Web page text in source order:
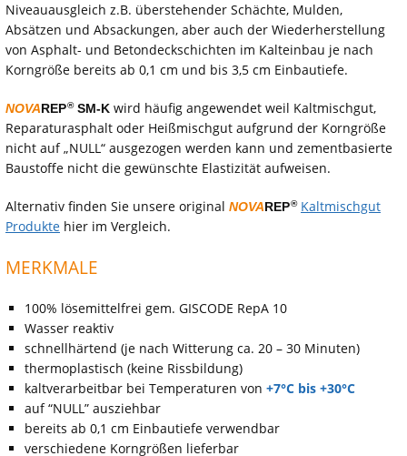
Niveauausgleich z.B. überstehender Schächte, Mulden,
Absätzen und Absackungen, aber auch der Wiederherstellung
von Asphalt- und Betondeckschichten im Kalteinbau je nach
Korngröße bereits ab 0,1 cm und bis 3,5 cm Einbautiefe.
NOVAREP®SM-K wird häufig angewendet weil Kaltmischgut,
Reparaturasphalt oder Heißmischgut aufgrund der Korngröße
nicht auf „NULL“ ausgezogen werden kann und zementbasierte
Baustoffe nicht die gewünschte Elastizität aufweisen.
Alternativ finden Sie unsere original NOVAREP® Kaltmischgut
Produkte hier im Vergleich.
MERKMALE
100% lösemittelfrei gem. GISCODE RepA 10
Wasser reaktiv
schnellhärtend (je nach Witterung ca. 20 – 30 Minuten)
thermoplastisch (keine Rissbildung)
kaltverarbeitbar bei Temperaturen von +7°C bis +30°C
auf “NULL” ausziehbar
bereits ab 0,1 cm Einbautiefe verwendbar
verschiedene Korngrößen lieferbar